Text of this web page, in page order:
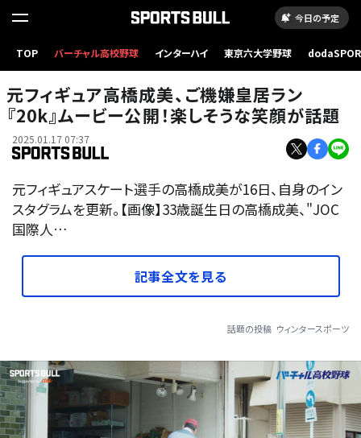
今日の予定
TOP バーチャル高校野球 インターハイ 東京六大学野球
元フィギュア高橋成美、ご機嫌皇居ラン
『20k』ムービー公開！楽しそうな笑顔が話題
2025.01.17 07:37
元フィギュアスケート選手の高橋成美が16日、自身のイン
スタグラムを更新。【画像】33歳誕生日の高橋成美、"JOC
国際人…
記事全文を見る
話題の投稿 ウィンタースポーツ